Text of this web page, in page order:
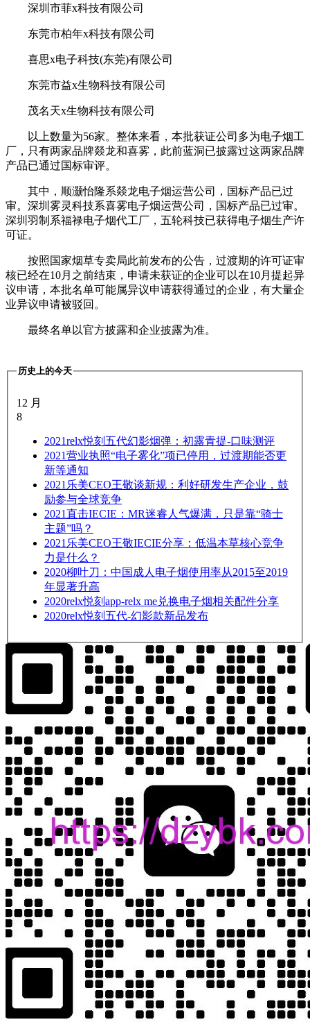
深圳市菲x科技有限公司
东莞市柏年x科技有限公司
喜思x电子科技(东莞)有限公司
东莞市益x生物科技有限公司
茂名天x生物科技有限公司
以上数量为56家。整体来看，本批获证公司多为电子烟工
厂，只有两家品牌燚龙和喜雾，此前蓝洞已披露过这两家品牌
产品已通过国标审评。
其中，顺灏怡隆系燚龙电子烟运营公司，国标产品已过
审。深圳雾灵科技系喜雾电子烟运营公司，国标产品已过审。
深圳羽制系福禄电子烟代工厂，五轮科技已获得电子烟生产许
可证。
按照国家烟草专卖局此前发布的公告，过渡期的许可证审
核已经在10月之前结束，申请未获证的企业可以在10月提起异
议申请，本批名单可能属异议申请获得通过的企业，有大量企
业异议申请被驳回。
最终名单以官方披露和企业披露为准。
历史上的今天
12 月
8
2021relx悦刻五代幻影烟弹：初露青提-口味测评
2021营业执照“电子雾化”项已停用，过渡期能否更
新等通知
2021 乐美CEO王敬谈新规：利好研发生产企业，鼓
励参与全球竞争
2021直击IECIE：MR迷睿人气爆满，只是靠“骑士
主题”吗？
2021 乐美CEO王敬IECIE分享：低温本草核心竞争
力是什么？
2020柳叶刀：中国成人电子烟使用率从2015至2019
年显著升高
2020relx悦刻app-relx me兑换电子烟相关配件分享
2020relx悦刻五代-幻影款新品发布